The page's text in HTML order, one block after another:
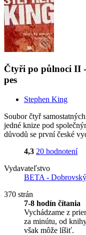
Čtyři po půlnoci II
pes
Stephen King
Soubor čtyř
jedné knize pod
důvodů se první české
4,3 20 hodnotení
Vydavateľstvo
BETA - Dobrovský
370 strán
7-8 hodín čítania
Vychádzame z
za minútu, od
však môže líšiť.